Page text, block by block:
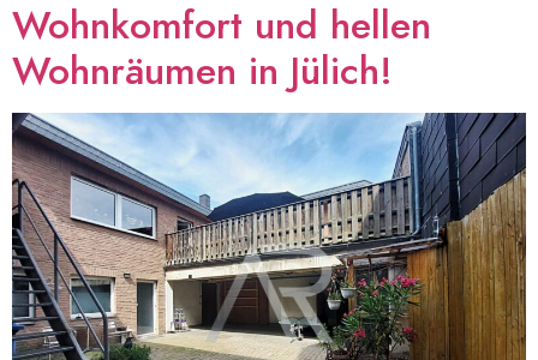
Wohnkomfort und hellen
Wohnräumen in Jülich!